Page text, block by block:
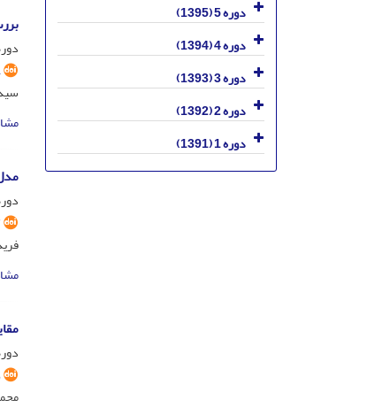
دوره 11، شماره 1، فروردین و
دوره 10، شماره 6، بهمن
دوره 10، شماره 4، مهر
دوره 5 (1395)
دوره 4 (1394)
دوره 3 (1393)
دوره 2 (1392)
دوره 1 (1391)